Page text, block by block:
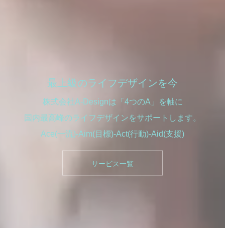
最上級のライフデザインを今
株式会社A-Designは「4つのA」を軸に
国内最高峰のライフデザインをサポートします。
Ace(一流)-Aim(目標)-Act(行動)-Aid(支援)
サービス一覧